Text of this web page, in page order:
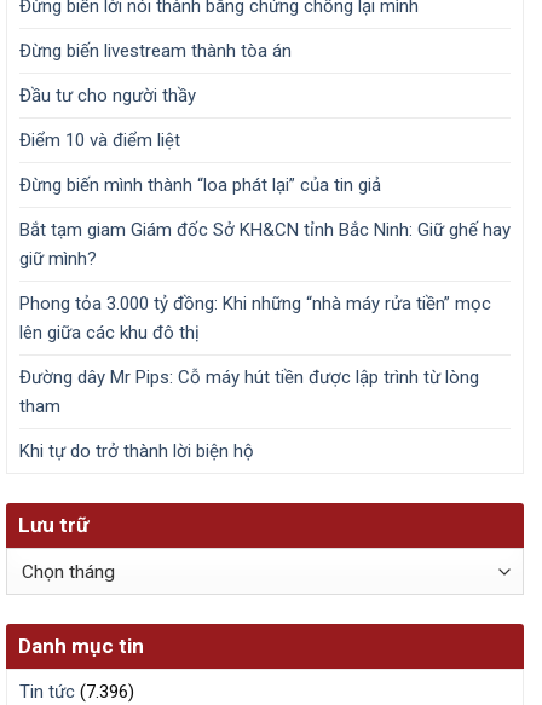
Đừng biến lời nói thành bằng chứng chống lại mình
Đừng biến livestream thành tòa án
Đầu tư cho người thầy
Điểm 10 và điểm liệt
Đừng biến mình thành “loa phát lại” của tin giả
Bắt tạm giam Giám đốc Sở KH&CN tỉnh Bắc Ninh: Giữ ghế hay
giữ mình?
Phong tỏa 3.000 tỷ đồng: Khi những “nhà máy rửa tiền” mọc
lên giữa các khu đô thị
Đường dây Mr Pips: Cỗ máy hút tiền được lập trình từ lòng
tham
Khi tự do trở thành lời biện hộ
Lưu trữ
Lưu
Danh mục tin
Tin tức (7.396)